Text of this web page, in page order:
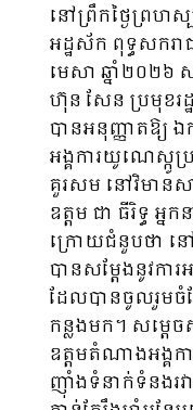
នៅព្រឹកថ្ងៃព្រហស្
អដ្ឋស័ក ពុទ្ធសករ
មេសា ឆ្នាំ២០២៦
ហ៊ុន សែន ប្រមុខរដ្
បានអនុញ្ញាតឱ្យ
អង្គការយូណេស្កូប្
គួរសម នៅវិមានស
ឧត្តម ជា ធីរិទ្ធ អ្
ក្រោយជំនួបថា ន
បានសម្ដែងនូវក
ដែលបានចូលរួម
កន្លងមក។ សម្ដេ
ឧត្តមតំណាងអង្គ
ញ៉ាំងទំនាក់ទំនងរវ